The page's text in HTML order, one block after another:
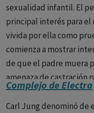
sexualidad infantil. El
principal interés para el
vivida por ella como
comienza a mostrar
de que el padre muera
amenaza de castración
que ella despierta, el
madre, se identifica
Complejo de Electra
Carl Jung denominó de